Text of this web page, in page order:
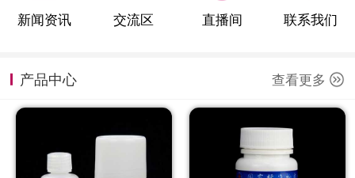
新闻资讯 交流区 直播间 联系我们
产品中心 查看更多
定制仪器
新闻资讯
公司主页